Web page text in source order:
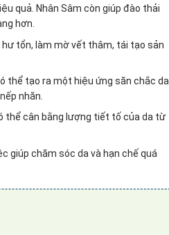
quả. Nhân Sâm còn giúp đào thải
hơn.
hư tổn, làm mờ vết thâm, tái tạo sản
thể tạo ra một hiệu ứng săn chắc da
nhăn.
thể cân bằng lượng tiết tố của da từ
giúp chăm sóc da và hạn chế quá